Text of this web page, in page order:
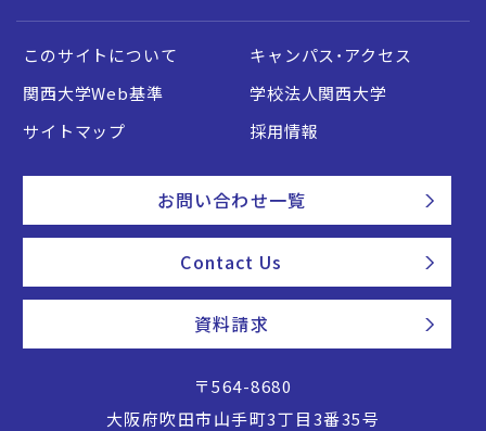
このサイトについて
キャンパス・アクセス
関西大学Web基準
学校法人関西大学
サイトマップ
採用情報
お問い合わせ一覧
Contact Us
資料請求
〒564-8680
大阪府吹田市山手町3丁目3番35号